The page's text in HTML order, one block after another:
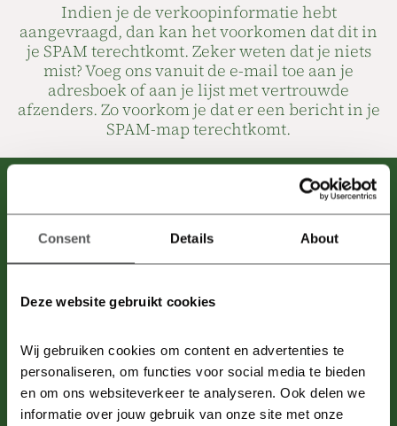
Consent Details About
Deze website gebruikt cookies
Wij gebruiken cookies om content en advertenties te
personaliseren, om functies voor social media te bieden
en om ons websiteverkeer te analyseren. Ook delen we
informatie over jouw gebruik van onze site met onze
Indien je de verkoopinformatie hebt
aangevraagd, dan kan het voorkomen dat dit in
je SPAM terechtkomt. Zeker weten dat je niets
mist? Voeg ons vanuit de e-mail toe aan je
adresboek of aan je lijst met vertrouwde
afzenders. Zo voorkom je dat er een bericht in je
SPAM-map terechtkomt.
Meer informatie?
Meld je aan voor de nieuwsbrief om als eerste op de hoogte te zijn van
E: info@doornsteeg-nijkerk.nl
Verkoop en informatie